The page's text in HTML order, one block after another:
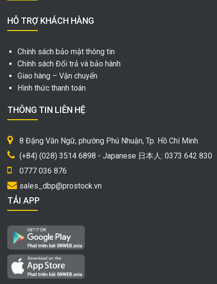
HỖ TRỢ KHÁCH HÀNG
Chính sách bảo mật thông tin
Chính sách Đổi trả và bảo hành
Giao hàng – Vận chuyển
Hình thức thanh toán
THÔNG TIN LIÊN HỆ
8 Đặng Văn Ngữ, phường Phú Nhuận, Tp. Hồ Chí Minh
(+84) (028) 3514 6898 - Japanese 日本人: 0373 642 830
0777 036 876
sales_dbp@prostock.vn
TẢI APP